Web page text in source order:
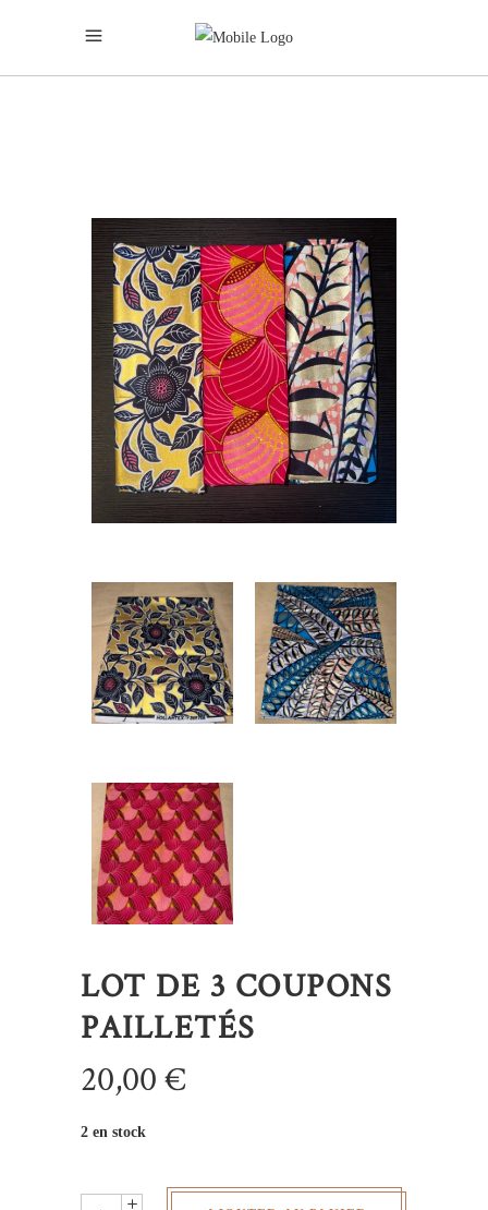
LOT DE 3 COUPONS
PAILLETÉS
20,00€
2 en stock